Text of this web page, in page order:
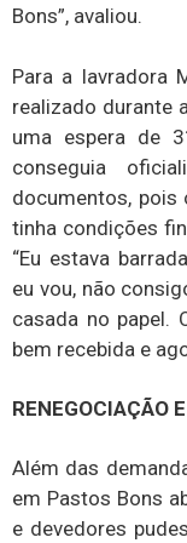
Bons”, avaliou.
Para a lavradora
realizado durante
uma espera de
conseguia
documentos, pois
tinha condições
“Eu estava
eu vou, não
casada no papel.
bem recebida e
RENEGOCIAÇÃO
Além das
em Pastos Bons
e devedores